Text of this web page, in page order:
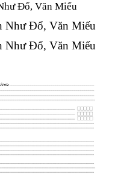
Đổ, Văn Miếu​​​​
Như Đổ, Văn Miếu​​​​
Như Đổ, Văn Miếu​​​​